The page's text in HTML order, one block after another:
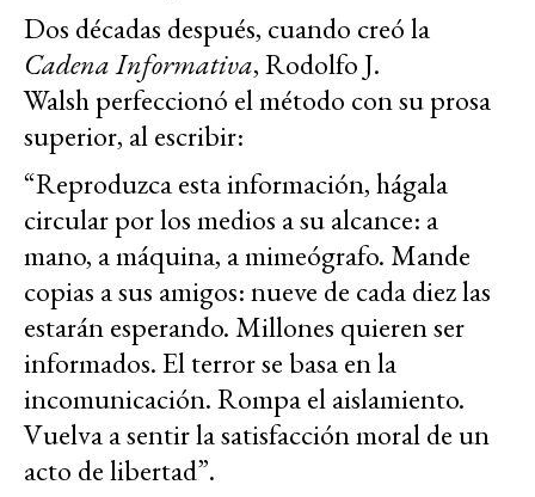
Dos décadas después, cuando creó la
Cadena Informativa, Rodolfo J.
Walsh perfeccionó el método con su prosa
superior, al escribir:
“Reproduzca esta información, hágala
circular por los medios a su alcance: a
mano, a máquina, a mimeógrafo. Mande
copias a sus amigos: nueve de cada diez las
estarán esperando. Millones quieren ser
informados. El terror se basa en la
incomunicación. Rompa el aislamiento.
Vuelva a sentir la satisfacción moral de un
acto de libertad”.